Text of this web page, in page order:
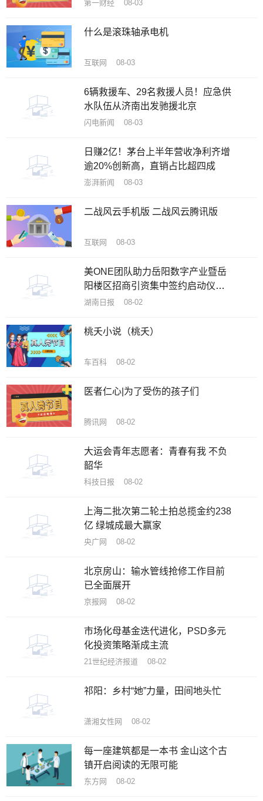
第一财经 08-03
什么是滚珠轴承电机
互联网 08-03
6辆救援车、29名救援人员！应急供
水队伍从济南出发驰援北京
闪电新闻 08-03
日赚2亿！茅台上半年营收净利齐增
逾20%创新高，直销占比超四成
澎湃新闻 08-03
二战风云手机版 二战风云腾讯版
互联网 08-03
美ONE团队助力岳阳数字产业暨岳
阳楼区招商引资集中签约启动仪式
在洞庭在线数字产业园圆满举行
湖南日报 08-02
桃夭小说（桃夭）
车百科 08-02
医者仁心|为了受伤的孩子们
腾讯网 08-02
大运会青年志愿者：青春有我 不负
韶华
科技日报 08-02
上海二批次第二轮土拍总揽金约238
亿 绿城成最大赢家
央广网 08-02
北京房山：输水管线抢修工作目前
已全面展开
京报网 08-02
市场化母基金迭代进化，PSD多元
化投资策略渐成主流
21世纪经济报道 08-02
祁阳：乡村“她”力量，田间地头忙
潇湘女性网 08-02
每一座建筑都是一本书 金山这个古
镇开启阅读的无限可能
东方网 08-02